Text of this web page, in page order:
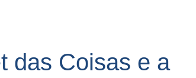
das Coisas e a